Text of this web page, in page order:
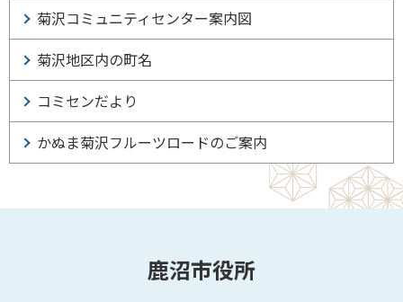
菊沢コミュニティセンター案内図
菊沢地区内の町名
コミセンだより
かぬま菊沢フルーツロードのご案内
鹿沼市役所